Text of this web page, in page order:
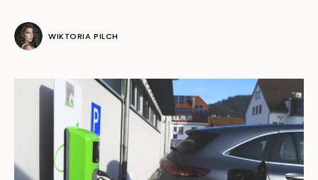
WIKTORIA PILCH